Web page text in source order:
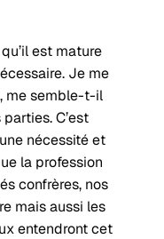
est mature
Je me
me semble-t-il
C’est
nécessité et
la profession
confrères, nos
mais aussi les
entendront cet